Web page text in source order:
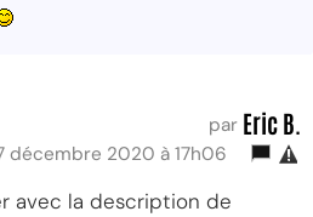
par Eric B.
décembre 2020 à 17h06
avec la description de